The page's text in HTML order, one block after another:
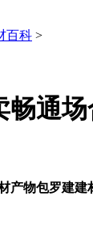
百科 >
畅通场
物包罗建建材